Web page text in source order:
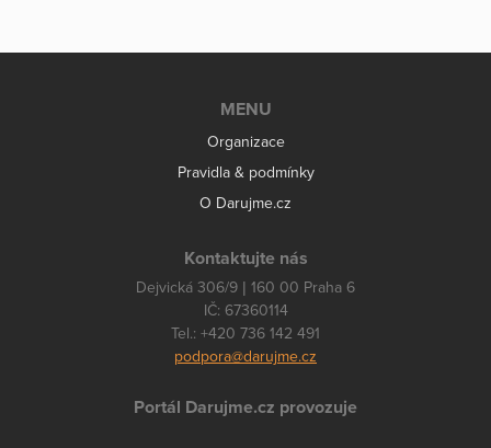
MENU
Organizace
Pravidla & podmínky
O Darujme.cz
Kontaktujte nás
Dejvická 306/9 | 160 00 Praha 6
IČ: 67360114
Tel.: +420 736 142 491
podpora@darujme.cz
Portál Darujme.cz provozuje